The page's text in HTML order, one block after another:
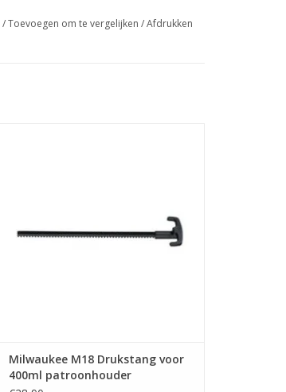
/Toevoegen om te vergelijken /Afdrukken
Milwaukee M18 Drukstang voor
400ml patroonhouder